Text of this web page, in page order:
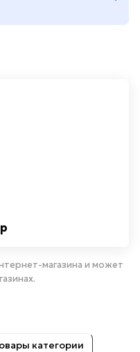
магазина и может
категории